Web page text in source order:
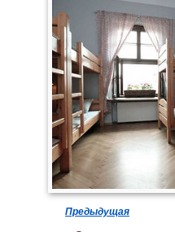
Предыдущая